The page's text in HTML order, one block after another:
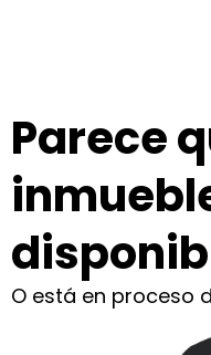
Parece
O está en proceso